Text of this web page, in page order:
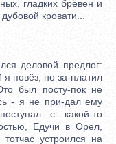
гладких брёвен и
кровати...
деловой предлог:
повёз, но за-платил
был посту-пок не
- я не при-дал ему
с какой-то
Едучи в Орел,
устроился на